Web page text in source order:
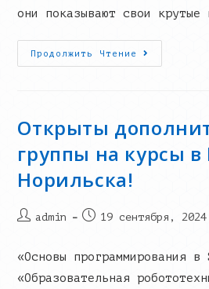
они показывают свои крутые
Продолжить Чтение
Наш
Открыты
группы на курсы в
Норильска!
Postadmin
Запись19 сентября, 2024
«Основы программирования
«Образовательная